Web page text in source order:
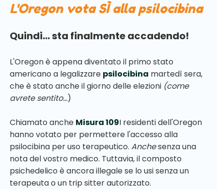
L'Oregon vota SÌ alla psilocibina
Quindi... sta finalmente accadendo!
L'Oregon è appena diventato il primo stato
americano a legalizzare psilocibina martedì sera,
che è stato anche il giorno delle elezioni (come
avrete sentito...)
Chiamato anche Misura 109I residenti dell'Oregon
hanno votato per permettere l'accesso alla
psilocibina per uso terapeutico. Anchesenza una
nota del vostro medico. Tuttavia, il composto
psichedelico è ancora illegale se lo usi senza un
terapeuta o un trip sitter autorizzato.